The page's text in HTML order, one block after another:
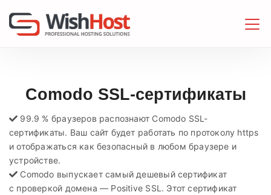
Comodo SSL-сертификаты
99.9 % браузеров распознают Comodo SSL-
сертификаты. Ваш сайт будет работать по протоколу https
и отображаться как безопасный в любом браузере и
устройстве.
Comodo выпускает самый дешевый сертификат
с проверкой домена — Positive SSL. Этот сертификат